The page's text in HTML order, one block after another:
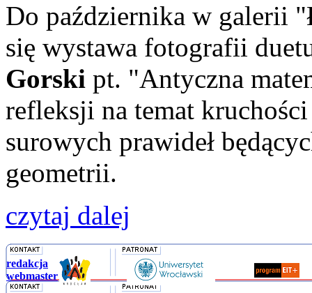
Do października w galerii
się wystawa fotografii
Gorski pt. "Antyczna
refleksji na temat
surowych prawideł
geometrii.
czytaj dalej
redakcja
webmaster